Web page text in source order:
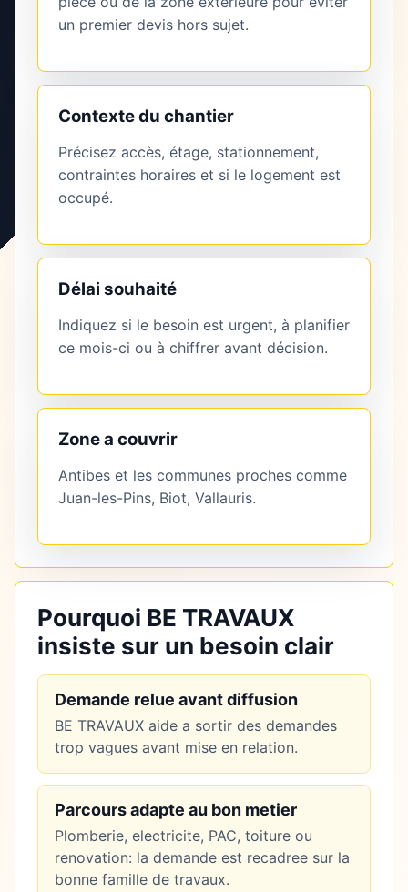
un premier devis hors sujet.
Contexte du chantier
Précisez accès, étage, stationnement,
contraintes horaires et si le logement est
occupé.
Délai souhaité
Indiquez si le besoin est urgent, à planifier
ce mois-ci ou à chiffrer avant décision.
Zone a couvrir
Antibes et les communes proches comme
Juan-les-Pins, Biot, Vallauris.
Pourquoi BE TRAVAUX
insiste sur un besoin clair
Demande relue avant diffusion
BE TRAVAUX aide a sortir des demandes
trop vagues avant mise en relation.
Parcours adapte au bon metier
Plomberie, electricite, PAC, toiture ou
renovation: la demande est recadree sur la
bonne famille de travaux.